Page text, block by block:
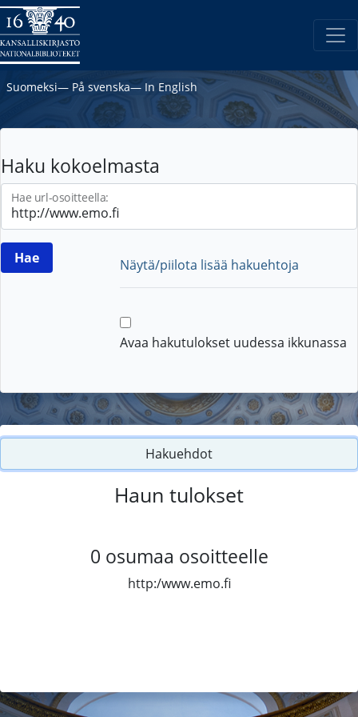
Suomeksi― På svenska― In English
Haku kokoelmasta
Hae url-osoitteella:
Näytä/piilota lisää hakuehtoja
Avaa hakutulokset uudessa ikkunassa
Hakuehdot
Haun tulokset
0 osumaa osoitteelle
http:/www.emo.fi